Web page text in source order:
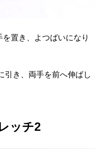
置き、よつばいになり
引き、両手を前へ伸ばし
ッチ2